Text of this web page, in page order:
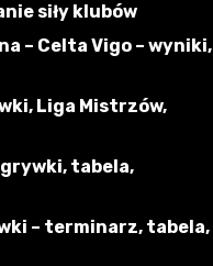
siły klubów
– Celta Vigo – wyniki,
Liga Mistrzów,
tabela,
– terminarz, tabela,